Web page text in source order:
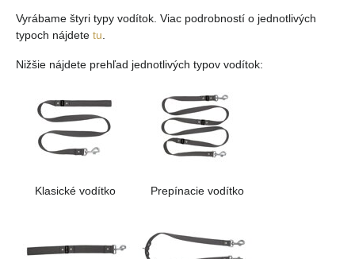
Vyrábame štyri typy vodítok. Viac podrobností o jednotlivých
typoch nájdete tu
Nižšie nájdete prehľad jednotlivých typov vodítok:
Klasické vodítko Prepínacie vodítko